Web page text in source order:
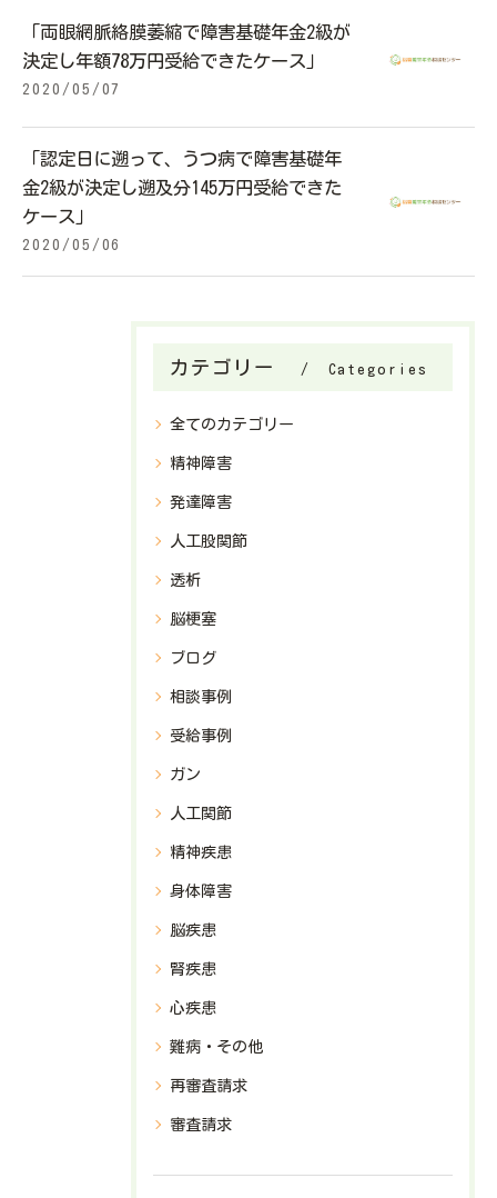
「両眼網脈絡膜萎縮で障害基礎年金2級が
決定し年額78万円受給できたケース」
2020/05/07
「認定日に遡って、うつ病で障害基礎年
金2級が決定し遡及分145万円受給できた
ケース」
2020/05/06
カテゴリー Categories
全てのカテゴリー
精神障害
発達障害
人工股関節
透析
脳梗塞
ブログ
相談事例
受給事例
ガン
人工関節
精神疾患
身体障害
脳疾患
腎疾患
心疾患
難病・その他
再審査請求
審査請求